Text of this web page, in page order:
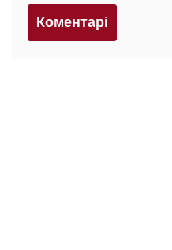
Коментарi